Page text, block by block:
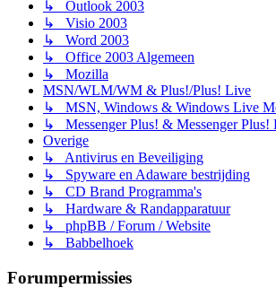
↳ Outlook 2003
↳ Visio 2003
↳ Word 2003
↳ Office 2003 Algemeen
↳ Mozilla
MSN/WLM/WM & Plus!/Plus! Live
↳ MSN, Windows & Windows Live
↳ Messenger Plus! & Messenger Plus!
Overige
↳ Antivirus en Beveiliging
↳ Spyware en Adaware bestrijding
↳ CD Brand Programma's
↳ Hardware & Randapparatuur
↳ phpBB / Forum / Website
↳ Babbelhoek
Forumpermissies